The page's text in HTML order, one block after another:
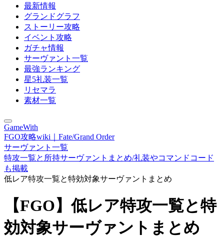
最新情報
グランドグラフ
ストーリー攻略
イベント攻略
ガチャ情報
サーヴァント一覧
最強ランキング
星5礼装一覧
リセマラ
素材一覧
GameWith
FGO攻略wiki｜Fate/Grand Order
サーヴァント一覧
特攻一覧と所持サーヴァントまとめ/礼装やコマンドコード
も掲載
低レア特攻一覧と特効対象サーヴァントまとめ
【FGO】低レア特攻一覧と特
効対象サーヴァントまとめ